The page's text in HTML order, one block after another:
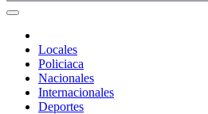
Locales
Policiaca
Nacionales
Internacionales
Deportes